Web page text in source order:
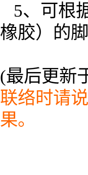
5、可根
橡胶）的脚
(最后更新
联络时请
果。